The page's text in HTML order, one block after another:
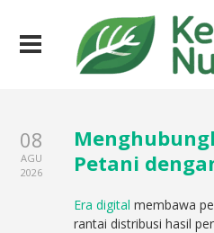
08
AGU
2026
Petani
Era digital membawa
rantai distribusi hasil